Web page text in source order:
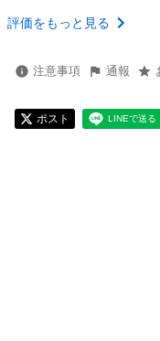
評価をもっと見る
注意事項 通報
ポスト LINEで送る